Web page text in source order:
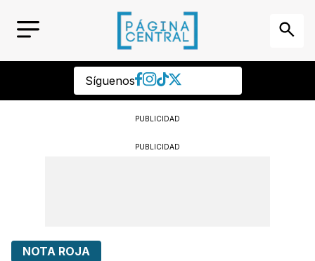
Síguenos
PUBLICIDAD
PUBLICIDAD
NOTA ROJA